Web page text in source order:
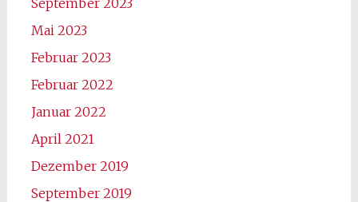
Mai 2023
Februar 2023
Februar 2022
Januar 2022
April 2021
Dezember 2019
September 2019